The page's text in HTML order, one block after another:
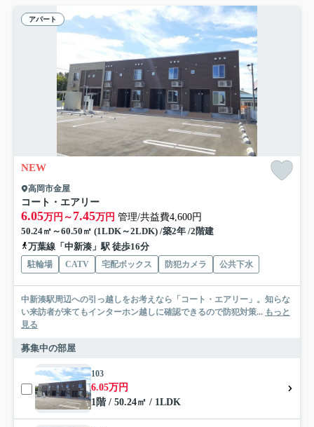
アパート
NEW
高岡市金屋
コート・エアリー
6.05万円～ 7.45万円 管理/共益費4,600円
50.24㎡～60.50㎡ (1LDK～2LDK) /築2年 /2階建
万葉線「中新湊」駅 徒歩16分
駐輪場 CATV 宅配ボックス 防犯カメラ 公共下水
中新湊駅周辺への引っ越しをお考えなら「コート・エアリー」。知らな
い来訪者が来てもインターホン越しに確認できるので防犯対策... もっと
見る
募集中の部屋
103
6.05万円
1階 / 50.24㎡ / 1LDK